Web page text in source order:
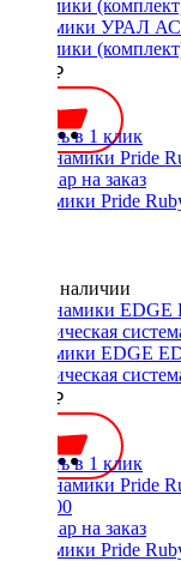
Динамики УРАЛ
динамики
3690 ₽
Купить в 1 клик
Динамики Pride
Нет в наличии
Динамики EDGE
акустическая
3700 ₽
Купить в 1 клик
Динамики Pride